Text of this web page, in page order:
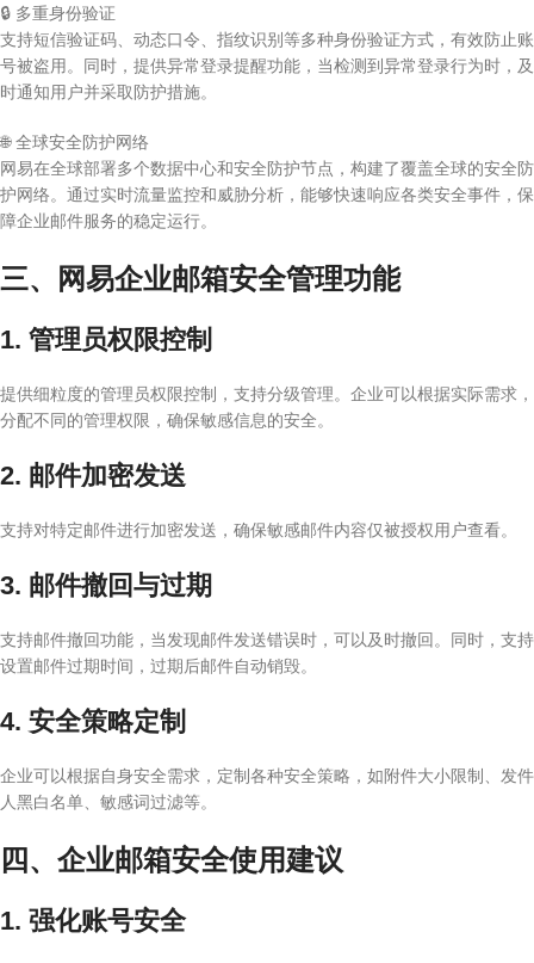
🔒 多重身份验证
支持短信验证码、动态口令、指纹识别等多种身份验证方式，有效防止账
号被盗用。同时，提供异常登录提醒功能，当检测到异常登录行为时，及
时通知用户并采取防护措施。
🌐全球安全防护网络
网易在全球部署多个数据中心和安全防护节点，构建了覆盖全球的安全防
护网络。通过实时流量监控和威胁分析，能够快速响应各类安全事件，保
障企业邮件服务的稳定运行。
三、网易企业邮箱安全管理功能
1. 管理员权限控制
提供细粒度的管理员权限控制，支持分级管理。企业可以根据实际需求，
分配不同的管理权限，确保敏感信息的安全。
2. 邮件加密发送
支持对特定邮件进行加密发送，确保敏感邮件内容仅被授权用户查看。
3. 邮件撤回与过期
支持邮件撤回功能，当发现邮件发送错误时，可以及时撤回。同时，支持
设置邮件过期时间，过期后邮件自动销毁。
4. 安全策略定制
企业可以根据自身安全需求，定制各种安全策略，如附件大小限制、发件
人黑白名单、敏感词过滤等。
四、企业邮箱安全使用建议
1. 强化账号安全